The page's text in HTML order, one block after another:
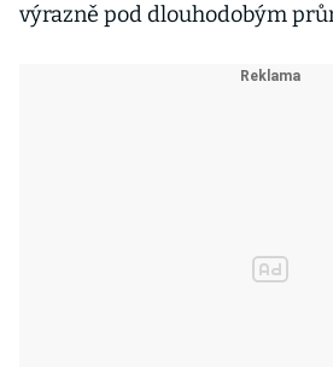
výrazně pod dlouhodobým